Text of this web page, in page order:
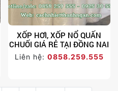
XỐP HƠI, XỐP NỔ QUẤN
CHUỐI GIÁ RẺ TẠI ĐỒNG NAI
Liên hệ: 0858.259.555